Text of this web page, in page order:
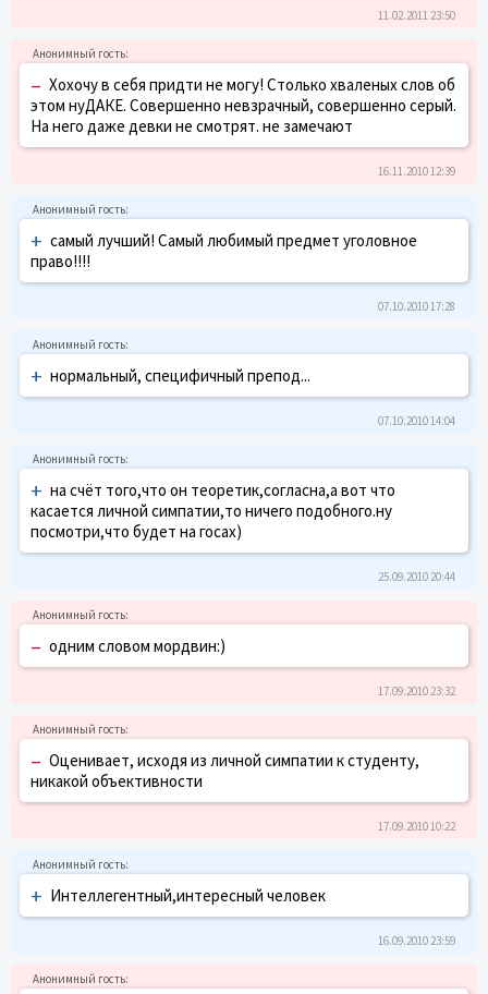
11.02.2011 23:50
– Хохочу в себя придти не могу! Столько хваленых слов об
этом нуДАКЕ. Совершенно невзрачный, совершенно серый.
На него даже девки не смотрят. не замечают
16.11.2010 12:39
+ самый лучший! Самый любимый предмет уголовное
право!!!!
07.10.2010 17:28
+ нормальный, специфичный препод...
07.10.2010 14:04
+ на счёт того,что он теоретик,согласна,а вот что
касается личной симпатии,то ничего подобного.ну
посмотри,что будет на госах)
25.09.2010 20:44
– одним словом мордвин:)
17.09.2010 23:32
– Оценивает, исходя из личной симпатии к студенту,
никакой объективности
17.09.2010 10:22
+ Интеллегентный,интересный человек
16.09.2010 23:59